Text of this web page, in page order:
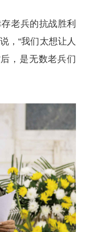
老兵的抗战胜利
，“我们太想让人
，是无数老兵们